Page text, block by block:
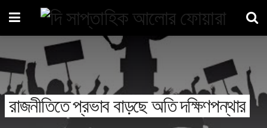
রাজনীতিতে প্রভাব বাড়ছে অতি দক্ষিণপন্থার